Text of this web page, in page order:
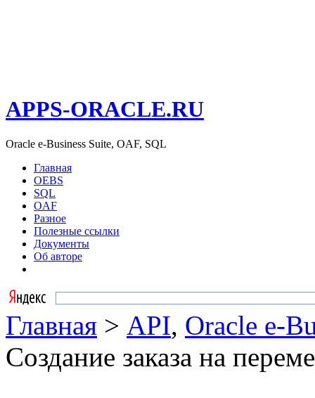
APPS-ORACLE.RU
Oracle e-Business Suite, OAF, SQL
Главная
OEBS
SQL
OAF
Разное
Полезные ссылки
Документы
Об авторе
Главная > API, Oracle e-
Создание заказа на